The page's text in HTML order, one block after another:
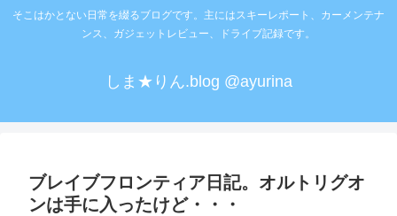
そこはかとない日常を綴るブログです。主にはスキーレポート、カーメンテナ
ンス、ガジェットレビュー、ドライブ記録です。
しま★りん.blog @ayurina
ブレイブフロンティア日記。オルトリグオ
ンは手に入ったけど・・・